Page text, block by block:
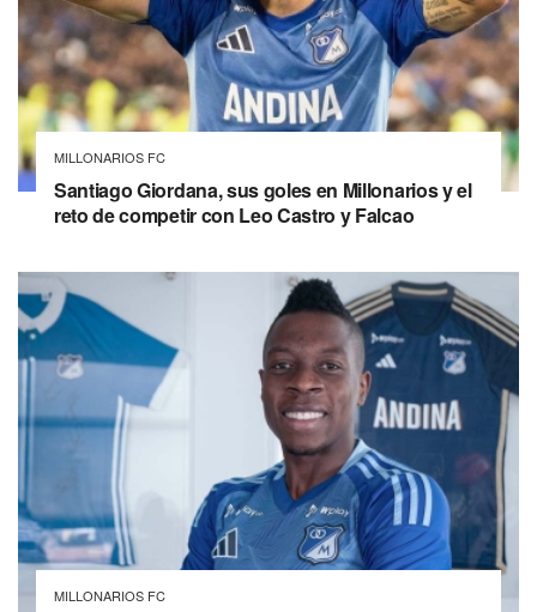
MILLONARIOS FC
Santiago Giordana, sus goles en Millonarios y el
reto de competir con Leo Castro y Falcao
MILLONARIOS FC